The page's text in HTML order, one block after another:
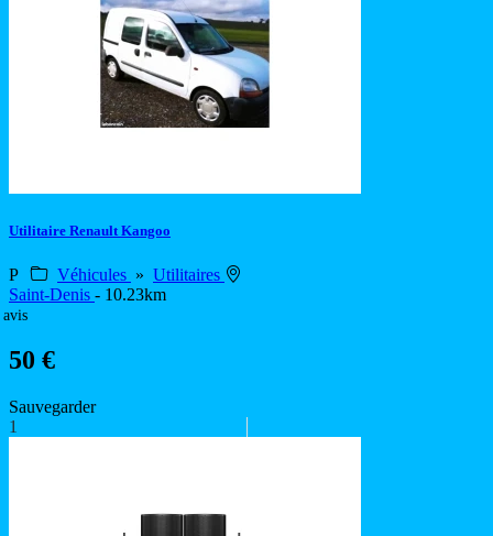
Utilitaire Renault Kangoo
P Véhicules » Utilitaires
Saint-Denis - 10.23km
avis
50 €
Sauvegarder
1